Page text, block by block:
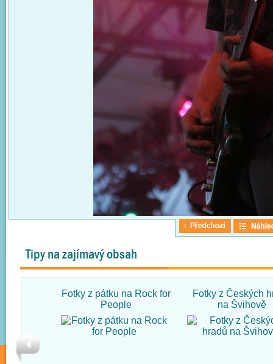
Tipy na zajímavý obsah
Fotky z pátku na Rock for
People
Fotky z Českých
na Švihově